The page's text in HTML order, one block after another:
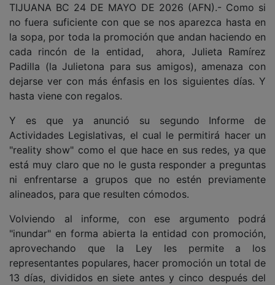
TIJUANA BC 24 DE MAYO DE 2026 (AFN).- Como si
no fuera suficiente con que se nos aparezca hasta en
la sopa, por toda la promoción que andan haciendo en
cada rincón de la entidad, ahora, Julieta Ramírez
Padilla (la Julietona para sus amigos), amenaza con
dejarse ver con más énfasis en los siguientes días. Y
hasta viene con regalos.
Y es que ya anunció su segundo Informe de
Actividades Legislativas, el cual le permitirá hacer un
"reality show" como el que hace en sus redes, ya que
está muy claro que no le gusta responder a preguntas
ni enfrentarse a grupos que no estén previamente
alineados, para que resulten cómodos.
Volviendo al informe, con ese argumento podrá
"inundar" en forma abierta la entidad con promoción,
aprovechando que la Ley les permite a los
representantes populares, hacer promoción un total de
13 días, divididos en siete antes y cinco después del